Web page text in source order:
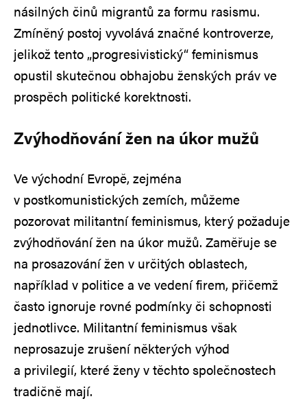
násilných činů migrantů za formu rasismu.
Zmíněný postoj vyvolává značné kontroverze,
jelikož tento „progresivistický“ feminismus
opustil skutečnou obhajobu ženských práv ve
prospěch politické korektnosti.
Zvýhodňování žen na úkor mužů
Ve východní Evropě, zejména
v postkomunistických zemích, můžeme
pozorovat militantní feminismus, který požaduje
zvýhodňování žen na úkor mužů. Zaměřuje se
na prosazování žen v určitých oblastech,
například v politice a ve vedení firem, přičemž
často ignoruje rovné podmínky či schopnosti
jednotlivce. Militantní feminismus však
neprosazuje zrušení některých výhod
a privilegií, které ženy v těchto společnostech
tradičně mají.